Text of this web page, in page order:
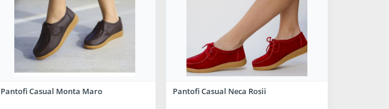
Pantofi Casual Monta Maro Pantofi Casual Neca Rosii